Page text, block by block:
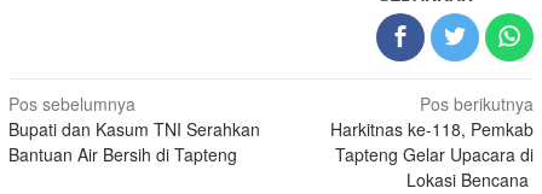
Navigasi
pos
Pos sebelumnya
Bupati dan Kasum TNI Serahkan
Bantuan Air Bersih di Tapteng
Pos berikutnya
Harkitnas ke-118, Pemkab
Tapteng Gelar Upacara di
Lokasi Bencana